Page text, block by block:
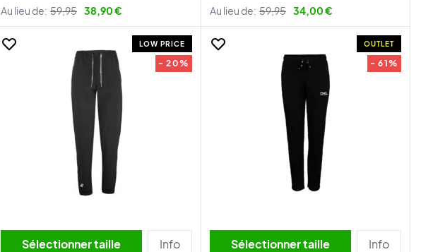
Au lieu de: 59,95 38,90 €
Au lieu de: 59,95 34,00 €
LOW PRICE
- 20%
Sélectionner taille Info
OUTLET
- 61%
Sélectionner taille Info